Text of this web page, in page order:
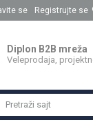
se Registrujte se
Diplon B2B mreža
Veleprodaja,
Pretraži sajt